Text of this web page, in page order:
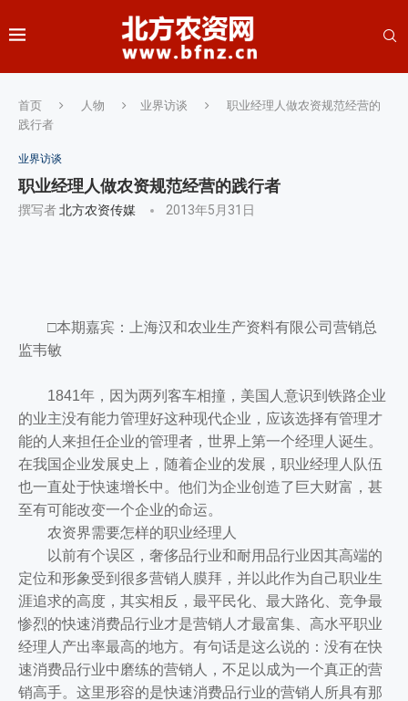
首页 人物 业界访谈
职业经理人做农资规范经营的
践行者
业界访谈
职业经理人做农资规范经营的践行者
撰写者北方农资传媒 2013年5月31日
□本期嘉宾：上海汉和农业生产资料有限公司营销总
监韦敏
1841年，因为两列客车相撞，美国人意识到铁路企业
的业主没有能力管理好这种现代企业，应该选择有管理才
能的人来担任企业的管理者，世界上第一个经理人诞生。
在我国企业发展史上，随着企业的发展，职业经理人队伍
也一直处于快速增长中。他们为企业创造了巨大财富，甚
至有可能改变一个企业的命运。
农资界需要怎样的职业经理人
以前有个误区，奢侈品行业和耐用品行业因其高端的
定位和形象受到很多营销人膜拜，并以此作为自己职业生
涯追求的高度，其实相反，最平民化、最大路化、竞争最
惨烈的快速消费品行业才是营销人才最富集、高水平职业
经理人产出率最高的地方。有句话是这么说的：没有在快
速消费品行业中磨练的营销人，不足以成为一个真正的营
销高手。这里形容的是快速消费品行业的营销人所具有那